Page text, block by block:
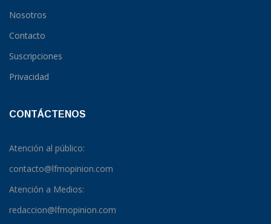
Nosotros
Contacto
Suscripciones
Privacidad
CONTÁCTENOS
Atención al público:
contacto@lfmopinion.com
Atención a Medios:
redaccion@lfmopinion.com